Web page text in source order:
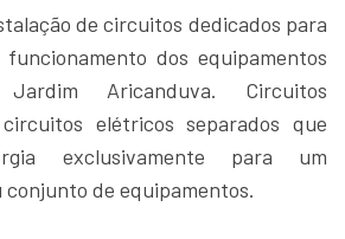
de circuitos dedicados para
dos equipamentos
Aricanduva. Circuitos
elétricos separados que
exclusivamente para um
de equipamentos.